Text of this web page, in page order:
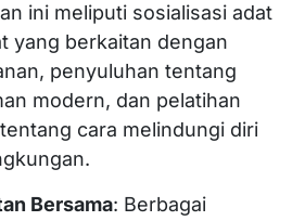
ini meliputi sosialisasi adat
yang berkaitan dengan
penyuluhan tentang
modern, dan pelatihan
cara melindungi diri
Bersama: Berbagai